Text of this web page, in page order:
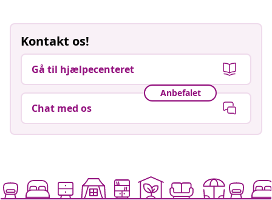
Kontakt os!
Gå til hjælpecenteret
Anbefalet
Chat med os